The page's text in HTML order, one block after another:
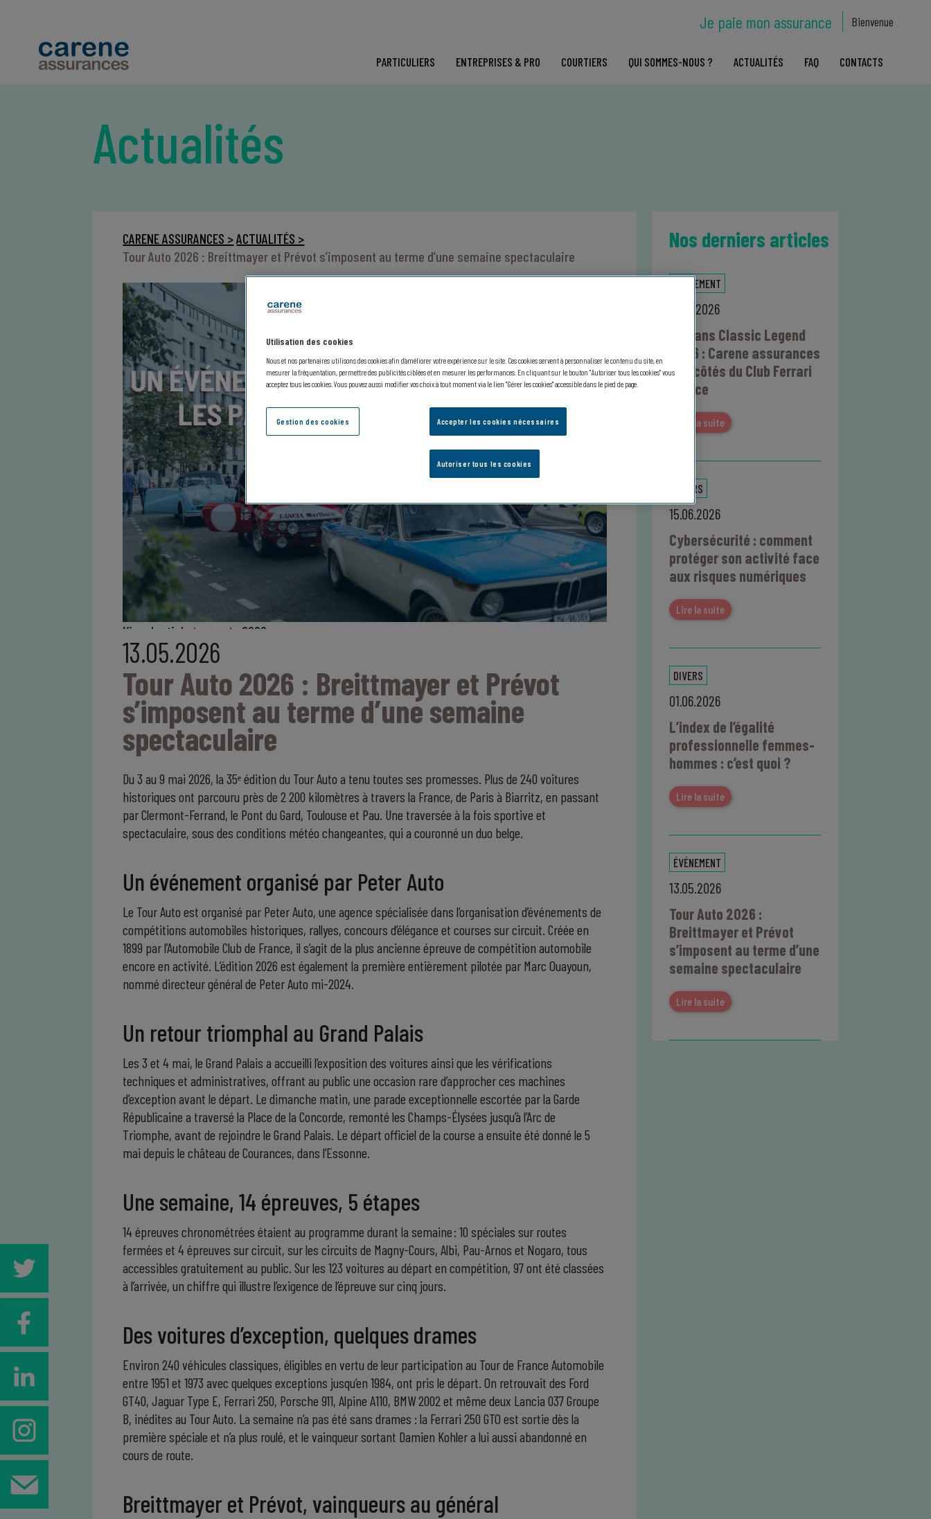
Je paie mon assurance Bienvenue
PARTICULIERS ENTREPRISES & PRO COURTIERS QUI SOMMES-NOUS ? ACTUALITÉS FAQ CONTACTS
Actualités
CARENE ASSURANCES >ACTUALITÉS >
Tour Auto 2026 : Breittmayer et Prévot s’imposent au terme d’une semaine spectaculaire
Visuel article tour auto 2026
13.05.2026
Tour Auto 2026 : Breittmayer et Prévot
s’imposent au terme d’une semaine
spectaculaire
Du 3 au 9 mai 2026, la 35ᵉ édition du Tour Auto a tenu toutes ses promesses. Plus de 240 voitures
historiques ont parcouru près de 2 200 kilomètres à travers la France, de Paris à Biarritz, en passant
par Clermont-Ferrand, le Pont du Gard, Toulouse et Pau. Une traversée à la fois sportive et
spectaculaire, sous des conditions météo changeantes, qui a couronné un duo belge.
Un événement organisé par Peter Auto
Le Tour Auto est organisé par Peter Auto, une agence spécialisée dans l’organisation d’événements de
compétitions automobiles historiques, rallyes, concours d’élégance et courses sur circuit. Créée en
1899 par l’Automobile Club de France, il s’agit de la plus ancienne épreuve de compétition automobile
encore en activité. L’édition 2026 est également la première entièrement pilotée par Marc Ouayoun,
nommé directeur général de Peter Auto mi-2024.
Un retour triomphal au Grand Palais
Les 3 et 4 mai, le Grand Palais a accueilli l’exposition des voitures ainsi que les vérifications
techniques et administratives, offrant au public une occasion rare d’approcher ces machines
d’exception avant le départ. Le dimanche matin, une parade exceptionnelle escortée par la Garde
Républicaine a traversé la Place de la Concorde, remonté les Champs-Élysées jusqu’à l’Arc de
Triomphe, avant de rejoindre le Grand Palais. Le départ officiel de la course a ensuite été donné le 5
mai depuis le château de Courances, dans l’Essonne.
Une semaine, 14 épreuves, 5 étapes
14 épreuves chronométrées étaient au programme durant la semaine : 10 spéciales sur routes
fermées et 4 épreuves sur circuit, sur les circuits de Magny-Cours, Albi, Pau-Arnos et Nogaro, tous
accessibles gratuitement au public. Sur les 123 voitures au départ en compétition, 97 ont été classées
à l’arrivée, un chiffre qui illustre l’exigence de l’épreuve sur cinq jours.
Des voitures d’exception, quelques drames
Environ 240 véhicules classiques, éligibles en vertu de leur participation au Tour de France Automobile
entre 1951 et 1973 avec quelques exceptions jusqu’en 1984, ont pris le départ. On retrouvait des Ford
GT40, Jaguar Type E, Ferrari 250, Porsche 911, Alpine A110, BMW 2002 et même deux Lancia 037 Groupe
B, inédites au Tour Auto. La semaine n’a pas été sans drames : la Ferrari 250 GTO est sortie dès la
première spéciale et n’a plus roulé, et le vainqueur sortant Damien Kohler a lui aussi abandonné en
cours de route.
Breittmayer et Prévot, vainqueurs au général
Nos derniers articles
ÉVÉNEMENT
10.07.2026
Le Mans Classic Legend
2026 : Carene assurances
aux côtés du Club Ferrari
France
Lire la suite
DIVERS
15.06.2026
Cybersécurité : comment
protéger son activité face
aux risques numériques
Lire la suite
DIVERS
01.06.2026
L’index de l’égalité
professionnelle femmes-
hommes : c’est quoi ?
Lire la suite
ÉVÉNEMENT
13.05.2026
Tour Auto 2026 :
Breittmayer et Prévot
s’imposent au terme d’une
semaine spectaculaire
Lire la suite
Utilisation des cookies
Nous et nos partenaires utilisons des cookies afin d’améliorer votre expérience sur le site. Ces cookies servent à personnaliser le contenu du site, en
mesurer la fréquentation, permettre des publicités ciblées et en mesurer les performances. En cliquant sur le bouton "Autoriser tous les cookies" vous
acceptez tous les cookies. Vous pouvez aussi modifier vos choix à tout moment via le lien "Gérer les cookies" accessible dans le pied de page.
Accepter les cookies nécessaires
Autoriser tous les cookies
Gestion des cookies